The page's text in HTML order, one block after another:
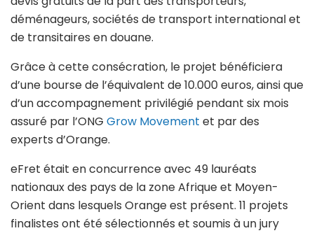
déménageurs, sociétés de transport international et
de transitaires en douane.
Grâce à cette consécration, le projet bénéficiera
d’une bourse de l’équivalent de 10.000 euros, ainsi que
d’un accompagnement privilégié pendant six mois
assuré par l’ONG Grow Movement et par des
experts d’Orange.
eFret était en concurrence avec 49 lauréats
nationaux des pays de la zone Afrique et Moyen-
Orient dans lesquels Orange est présent. 11 projets
finalistes ont été sélectionnés et soumis à un jury